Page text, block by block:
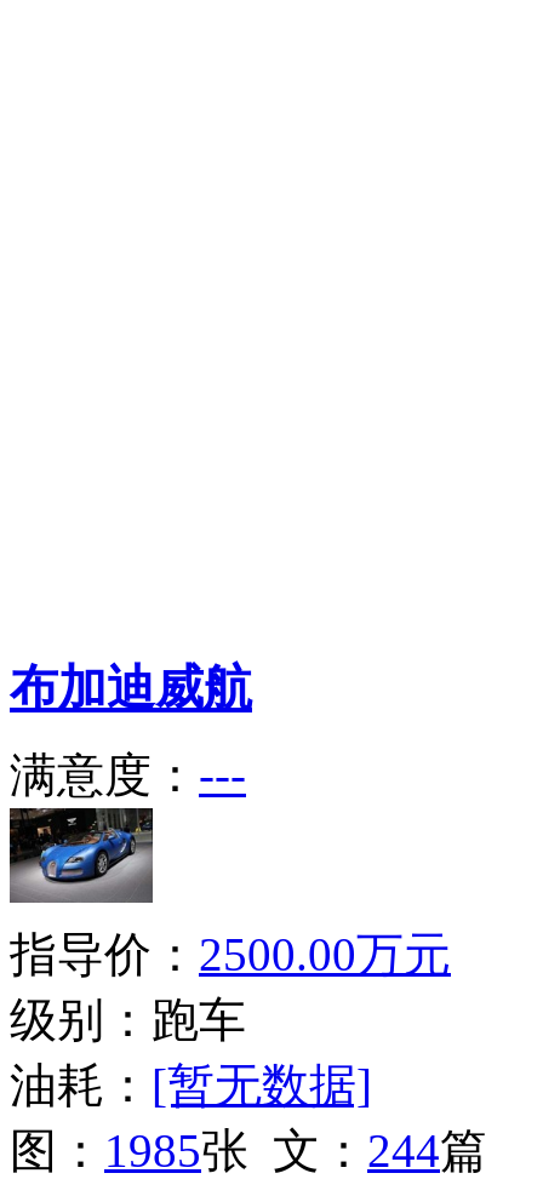
布加迪威航
满意度： ---
指导价： 2500.00万元
级别：跑车
油耗： [暂无数据]
图： 1985张 文： 244篇